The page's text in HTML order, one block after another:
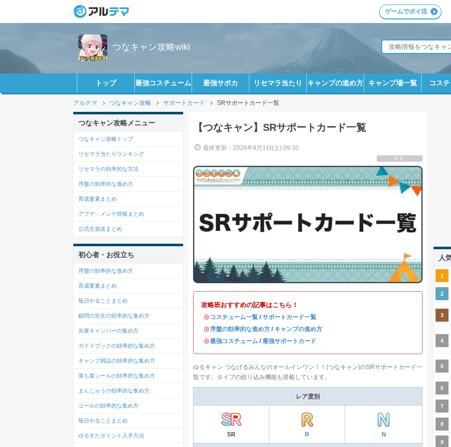
ゲームでポイ活
つなキャン攻略wiki
トップ 最強コスチューム 最強サポカ リセマラ当たり キャンプの進め方 キャンプ場一覧 コス
アルテマ つなキャン攻略 サポートカード SRサポートカード一覧
【つなキャン】SRサポートカード一覧
最終更新：2026年8月1日(土) 09:30
PR
攻略班おすすめの記事はこちら！
・ コスチューム一覧 / サポートカード一覧
・ 序盤の効率的な進め方 / キャンプの進め方
・最強コスチューム / 最強サポートカード
ゆるキャン つなげるみんなのオールインワン！！(つなキャン)のSRサポートカード一
覧です。タイプの絞り込み機能も搭載しています。
レア度別
SR R N
つなキャン攻略メニュー
つなキャン攻略トップ
リセマラ当たりランキング
リセマラの効率的な方法
序盤の効率的な進め方
育成要素まとめ
アプデ・メンテ情報まとめ
公式生放送まとめ
初心者・お役立ち
序盤の効率的な進め方
育成要素まとめ
毎日やることまとめ
顧問の先生の効率的な集め方
先輩キャンパーの集め方
ガイドブックの効率的な集め方
キャンプ雑誌の効率的な集め方
落ち葉シールの効率的な集め方
まんじゅうの効率的な集め方
ユールの効率的な集め方
毎日やることまとめ
ゆるすたポイント入手方法
人